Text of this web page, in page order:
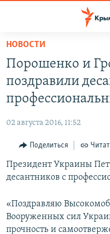
Вернуться
основному
содержанию
Вернутся
главной
навигации
Вернутся
поиску
СПЕЦПРОЕКТЫ
ГРУЗ 200
11 ЛЕТ ОККУПАЦИИ КРЫМА.
ЕЩЕ
ИНТЕРАКТИВ
ИНФОГРАФИКА
ТЕЛЕПРОЕКТ КРЫМ.РЕАЛИИ
СОВЕТЫ ПРАВОЗАЩИТНИКОВ
ПРОПАВШИЕ БЕЗ ВЕСТИ
РАДІО СВОБОДА
КАК ОБОЙТИ
Qırımtatar
НОВОСТИ
Порошенко и
поздравили
02 августа 2016, 11:52
Поделиться
Президент Украины
десантников с
«Поздравляю
Вооруженных сил
прочность и